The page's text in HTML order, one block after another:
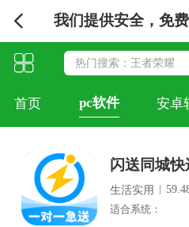
我们提供安全，免
首页 pc软件 安卓
闪送同城快
生活实用 |
适合系统：